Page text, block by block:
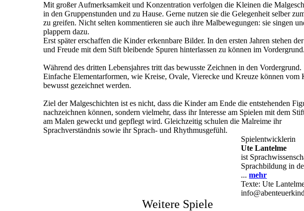
Mit großer Aufmerksamkeit und Konzentration verfolgen die Kleinen die
in den Gruppenstunden und zu Hause. Gerne nutzen sie die Gelegenheit selber
zu greifen. Nicht selten kommentieren sie auch ihre Malbewegungen: sie singen
plappern dazu.
Erst später erschaffen die Kinder erkennbare Bilder. In den ersten Jahren stehen
und Freude mit dem Stift bleibende Spuren hinterlassen zu können im Vordergrund.
Während des dritten Lebensjahres tritt das bewusste Zeichnen in den Vordergrund.
Einfache Elementarformen, wie Kreise, Ovale, Vierecke und Kreuze können vom
bewusst gezeichnet werden.
Ziel der Malgeschichten ist es nicht, dass die Kinder am Ende die entstehenden
nachzeichnen können, sondern vielmehr, dass ihr Interesse am Spielen mit dem
am Malen geweckt und gepflegt wird. Gleichzeitig schulen die Malreime ihr
Sprachverständnis sowie ihr Sprach- und Rhythmusgefühl.
Spielentwicklerin
Ute Lantelme
ist
Sprachbildung in
...mehr
Texte: Ute
Weitere Spiele